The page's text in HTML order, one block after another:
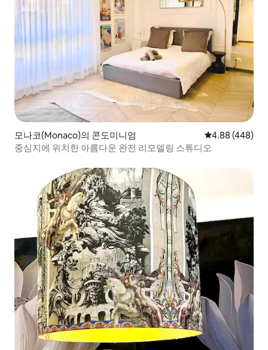
모나코(Monaco)의 콘도미니엄 평점 4.88점(5
4.88 (448)
중심지에 위치한 아름다운 완전 리모델링 스튜디오